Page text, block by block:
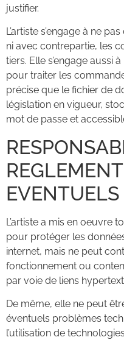
justifier.
L’artiste s’engage à ne
ni avec contrepartie, les
tiers. Elle s’engage aussi
pour traiter les
précise que le fichier de
législation en vigueur,
mot de passe et
EVENTUELS
L’artiste a mis en oeuvre
pour protéger les
internet, mais ne peut
fonctionnement ou
par voie de liens
De même, elle ne peut
éventuels problèmes
l’utilisation de